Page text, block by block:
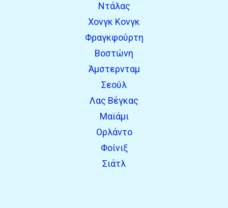
Ντάλας
Χονγκ Κονγκ
Φραγκφούρτη
Βοστώνη
Άμστερνταμ
Σεούλ
Λας Βέγκας
Μαϊάμι
Ορλάντο
Φοίνιξ
Σιάτλ